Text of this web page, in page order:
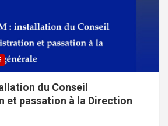
du Conseil
et passation à la Direction